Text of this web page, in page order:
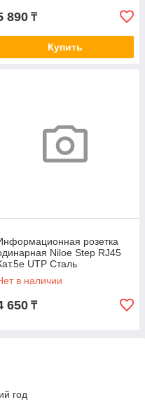
890 ₸
Купить
розетка
Niloe Step RJ45
UTP Сталь
в наличии
650 ₸
год